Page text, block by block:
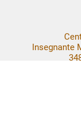
Insegnante